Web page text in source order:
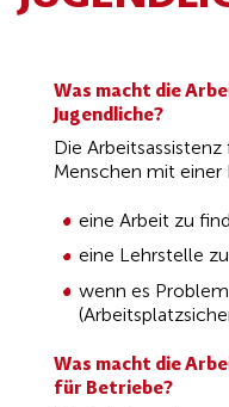
Was macht die
Jugendliche?
Die
Menschen mit einer
eine Arbeit zu
eine Lehrstelle
wenn es
Was macht die
für Betriebe?